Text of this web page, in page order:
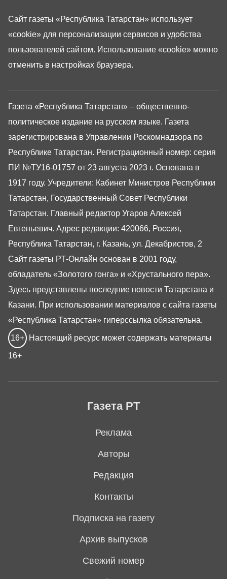
Газета РТ
Реклама
Авторы
Редакция
Контакты
Подписка на газету
Архив выпусков
Свежий номер
Газета «Республика Татарстан» – общественно-
политическое издание на русском языке. Газета
зарегистрирована в Управлении Роскомнадзора по
Республике Татарстан. Регистрационный номер: серия
ПИ №ТУ16-01757 от 23 августа 2023 г. Основана в
1917 году. Учредители: Кабинет Министров Республики
Татарстан, Государственный Совет Республики
Татарстан. Главный редактор Угаров Алексей
Евгеньевич. Адрес редакции: 420066, Россия,
Республика Татарстан, г. Казань, ул. Декабристов, 2
Сайт газеты РТ-Онлайн основан в 2001 году,
обладатель «Золотого гонга» и «Хрустального пера».
Здесь представлены последние новости Татарстана и
Казани. При использовании материалов с сайта газеты
«Республика Татарстан» гиперссылка обязательна.
16+ Настоящий ресурс может содержать материалы
16+
Сайт газеты «Республика Татарстан» использует
«cookie» для персонализации сервисов и удобства
пользователей сайтом. Использование «cookie» можно
отменить в настройках браузера.